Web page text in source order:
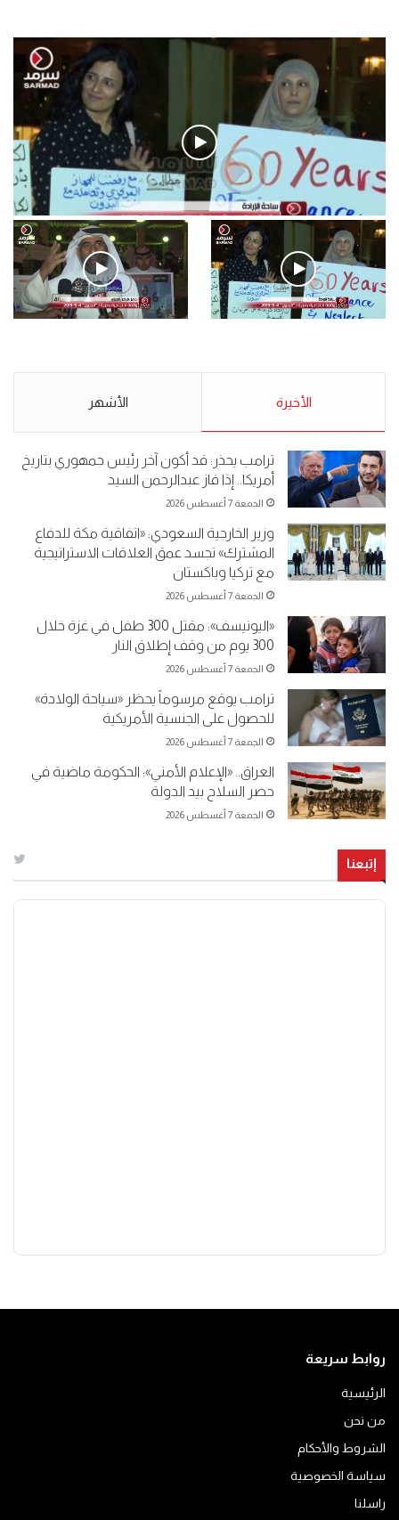
فيديو
.وقفة احتجاجية رمزية لـ”#البدون” في ساحة الإرادة 4-5-2019.
الأحد 5 مايو 2019
5-2019.
نبيع مخدرات يعني ولا خمر؟!.
الأخيرة الأشهر
ترامب يحذر: قد أكون آخر رئيس جمهوري بتاريخ
أمريكا.. إذا فاز عبدالرحمن السيد
الجمعة 7 أغسطس 2026
وزير الخارجية السعودي: «اتفاقية مكة للدفاع
المشترك» تجسد عمق العلاقات الاستراتيجية
مع تركيا وباكستان
الجمعة 7 أغسطس 2026
«اليونيسف»: مقتل 300 طفل في غزة خلال
300 يوم من وقف إطلاق النار
الجمعة 7 أغسطس 2026
ترامب يوقع مرسوماً يحظر «سياحة الولادة»
للحصول على الجنسية الأمريكية
الجمعة 7 أغسطس 2026
العراق.. «الإعلام الأمني»: الحكومة ماضية في
حصر السلاح بيد الدولة
الجمعة 7 أغسطس 2026
إتبعنا
روابط سريعة
الرئيسية
من نحن
الشروط والأحكام
سياسة الخصوصية
راسلنا